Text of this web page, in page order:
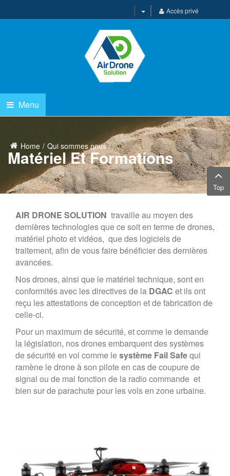
Accès privé
Menu
Home Qui sommes nous
Matériel Et Formations
AIR DRONE SOLUTION travaille au moyen des
dernières technologies que ce soit en terme de drones,
matériel photo et vidéos, que des logiciels de
traitement, afin de vous faire bénéficier des dernières
avancées.
Nos drones, ainsi que le matériel technique, sont en
conformités avec les directives de la DGAC et ils ont
reçu les attestations de conception et de fabrication de
celle-ci.
Pour un maximum de sécurité, et comme le demande
la législation, nos drones embarquent des systèmes
de sécurité en vol comme lesystème Fail Safequi
ramène le drone à son pilote en cas de coupure de
signal ou de mal fonction de la radio commande et
bien sur de parachute pour les vols en zone urbaine.
Top